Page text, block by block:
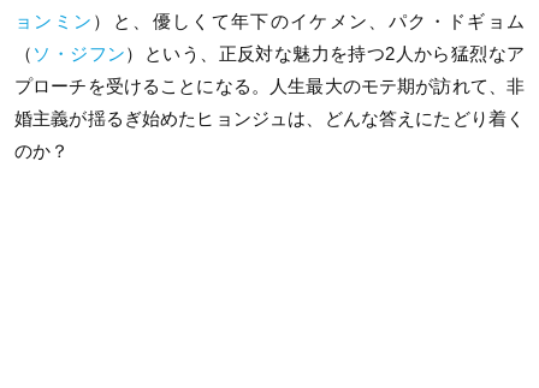
ョンミン ）と、優しくて年下のイケメン、パク・ドギョム
（ ソ・ジフン）という、正反対な魅力を持つ2人から猛烈なア
プローチを受けることになる。人生最大のモテ期が訪れて、非
婚主義が揺るぎ始めたヒョンジュは、どんな答えにたどり着く
のか？